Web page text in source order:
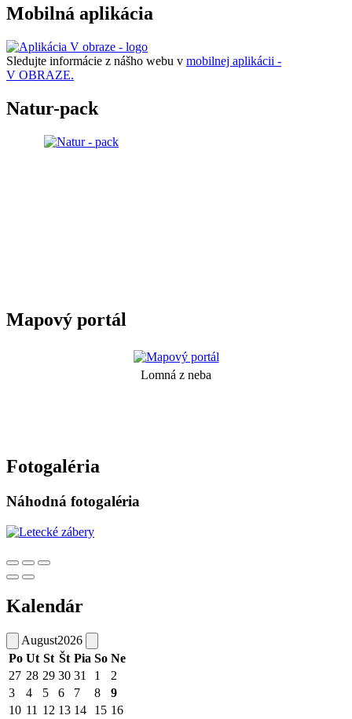
Mobilná aplikácia
Sledujte informácie z nášho webu v mobilnej aplikácii -
V OBRAZE.
Natur-pack
Mapový portál
Lomná z neba
Fotogaléria
Náhodná fotogaléria
Kalendár
August2026
Po Ut St Št Pia So Ne
27 28 29 30 31 1
2
3
4 5 6 7 8
9
10 11 12 13 14 15 16